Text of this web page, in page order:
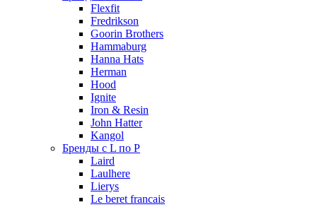
Flexfit
Fredrikson
Goorin Brothers
Hammaburg
Hanna Hats
Herman
Hood
Ignite
Iron & Resin
John Hatter
Kangol
Бренды с L по P
Laird
Laulhere
Lierys
Le beret francais